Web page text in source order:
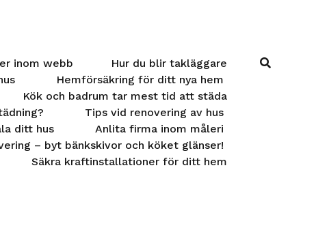
inom webb
Hur du blir takläggare
Hemförsäkring för ditt nya hem
Kök och badrum tar mest tid att städa
Tips vid renovering av hus
ditt hus
Anlita firma inom måleri
– byt bänkskivor och köket glänser!
Säkra kraftinstallationer för ditt hem